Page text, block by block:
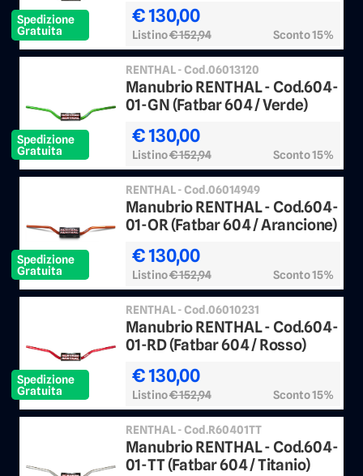
Spedizione
Gratuita
€ 130,00
Listino€ 152,94 Sconto 15%
Spedizione
Gratuita
RENTHAL - Cod.06013120
Manubrio RENTHAL - Cod.604-
01-GN (Fatbar 604 / Verde)
€ 130,00
Listino€ 152,94 Sconto 15%
Spedizione
Gratuita
RENTHAL - Cod.06014949
Manubrio RENTHAL - Cod.604-
01-OR (Fatbar 604 / Arancione)
€ 130,00
Listino€ 152,94 Sconto 15%
Spedizione
Gratuita
RENTHAL - Cod.06010231
Manubrio RENTHAL - Cod.604-
01-RD (Fatbar 604 / Rosso)
€ 130,00
Listino€ 152,94 Sconto 15%
RENTHAL - Cod.R60401TT
Manubrio RENTHAL - Cod.604-
01-TT (Fatbar 604 / Titanio)